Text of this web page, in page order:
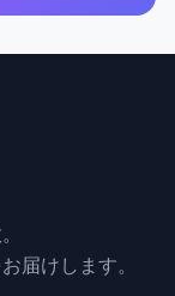
届けします。